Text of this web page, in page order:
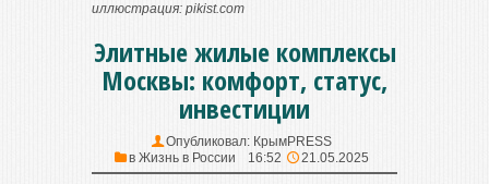
иллюстрация: pikist.com
Элитные жилые комплексы
Москвы: комфорт, статус,
инвестиции
Опубликовал: КрымPRESS
в Жизнь в России 16:52 21.05.2025